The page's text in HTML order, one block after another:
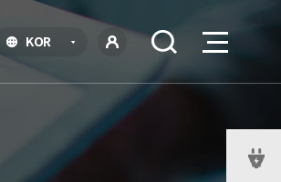
KOR언
그인
뉴